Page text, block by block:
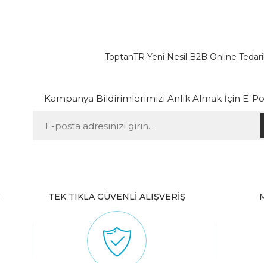
ToptanTR Yeni Nesil B2B Online
Kampanya Bildirimlerimizi Anlık Almak İçin E-
TEK TIKLA GÜVENLİ ALIŞVERİŞ